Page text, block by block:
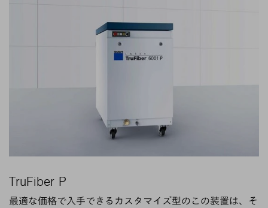
TruFiber P
最適な価格で入手できるカスタマイズ型のこの装置は、そ